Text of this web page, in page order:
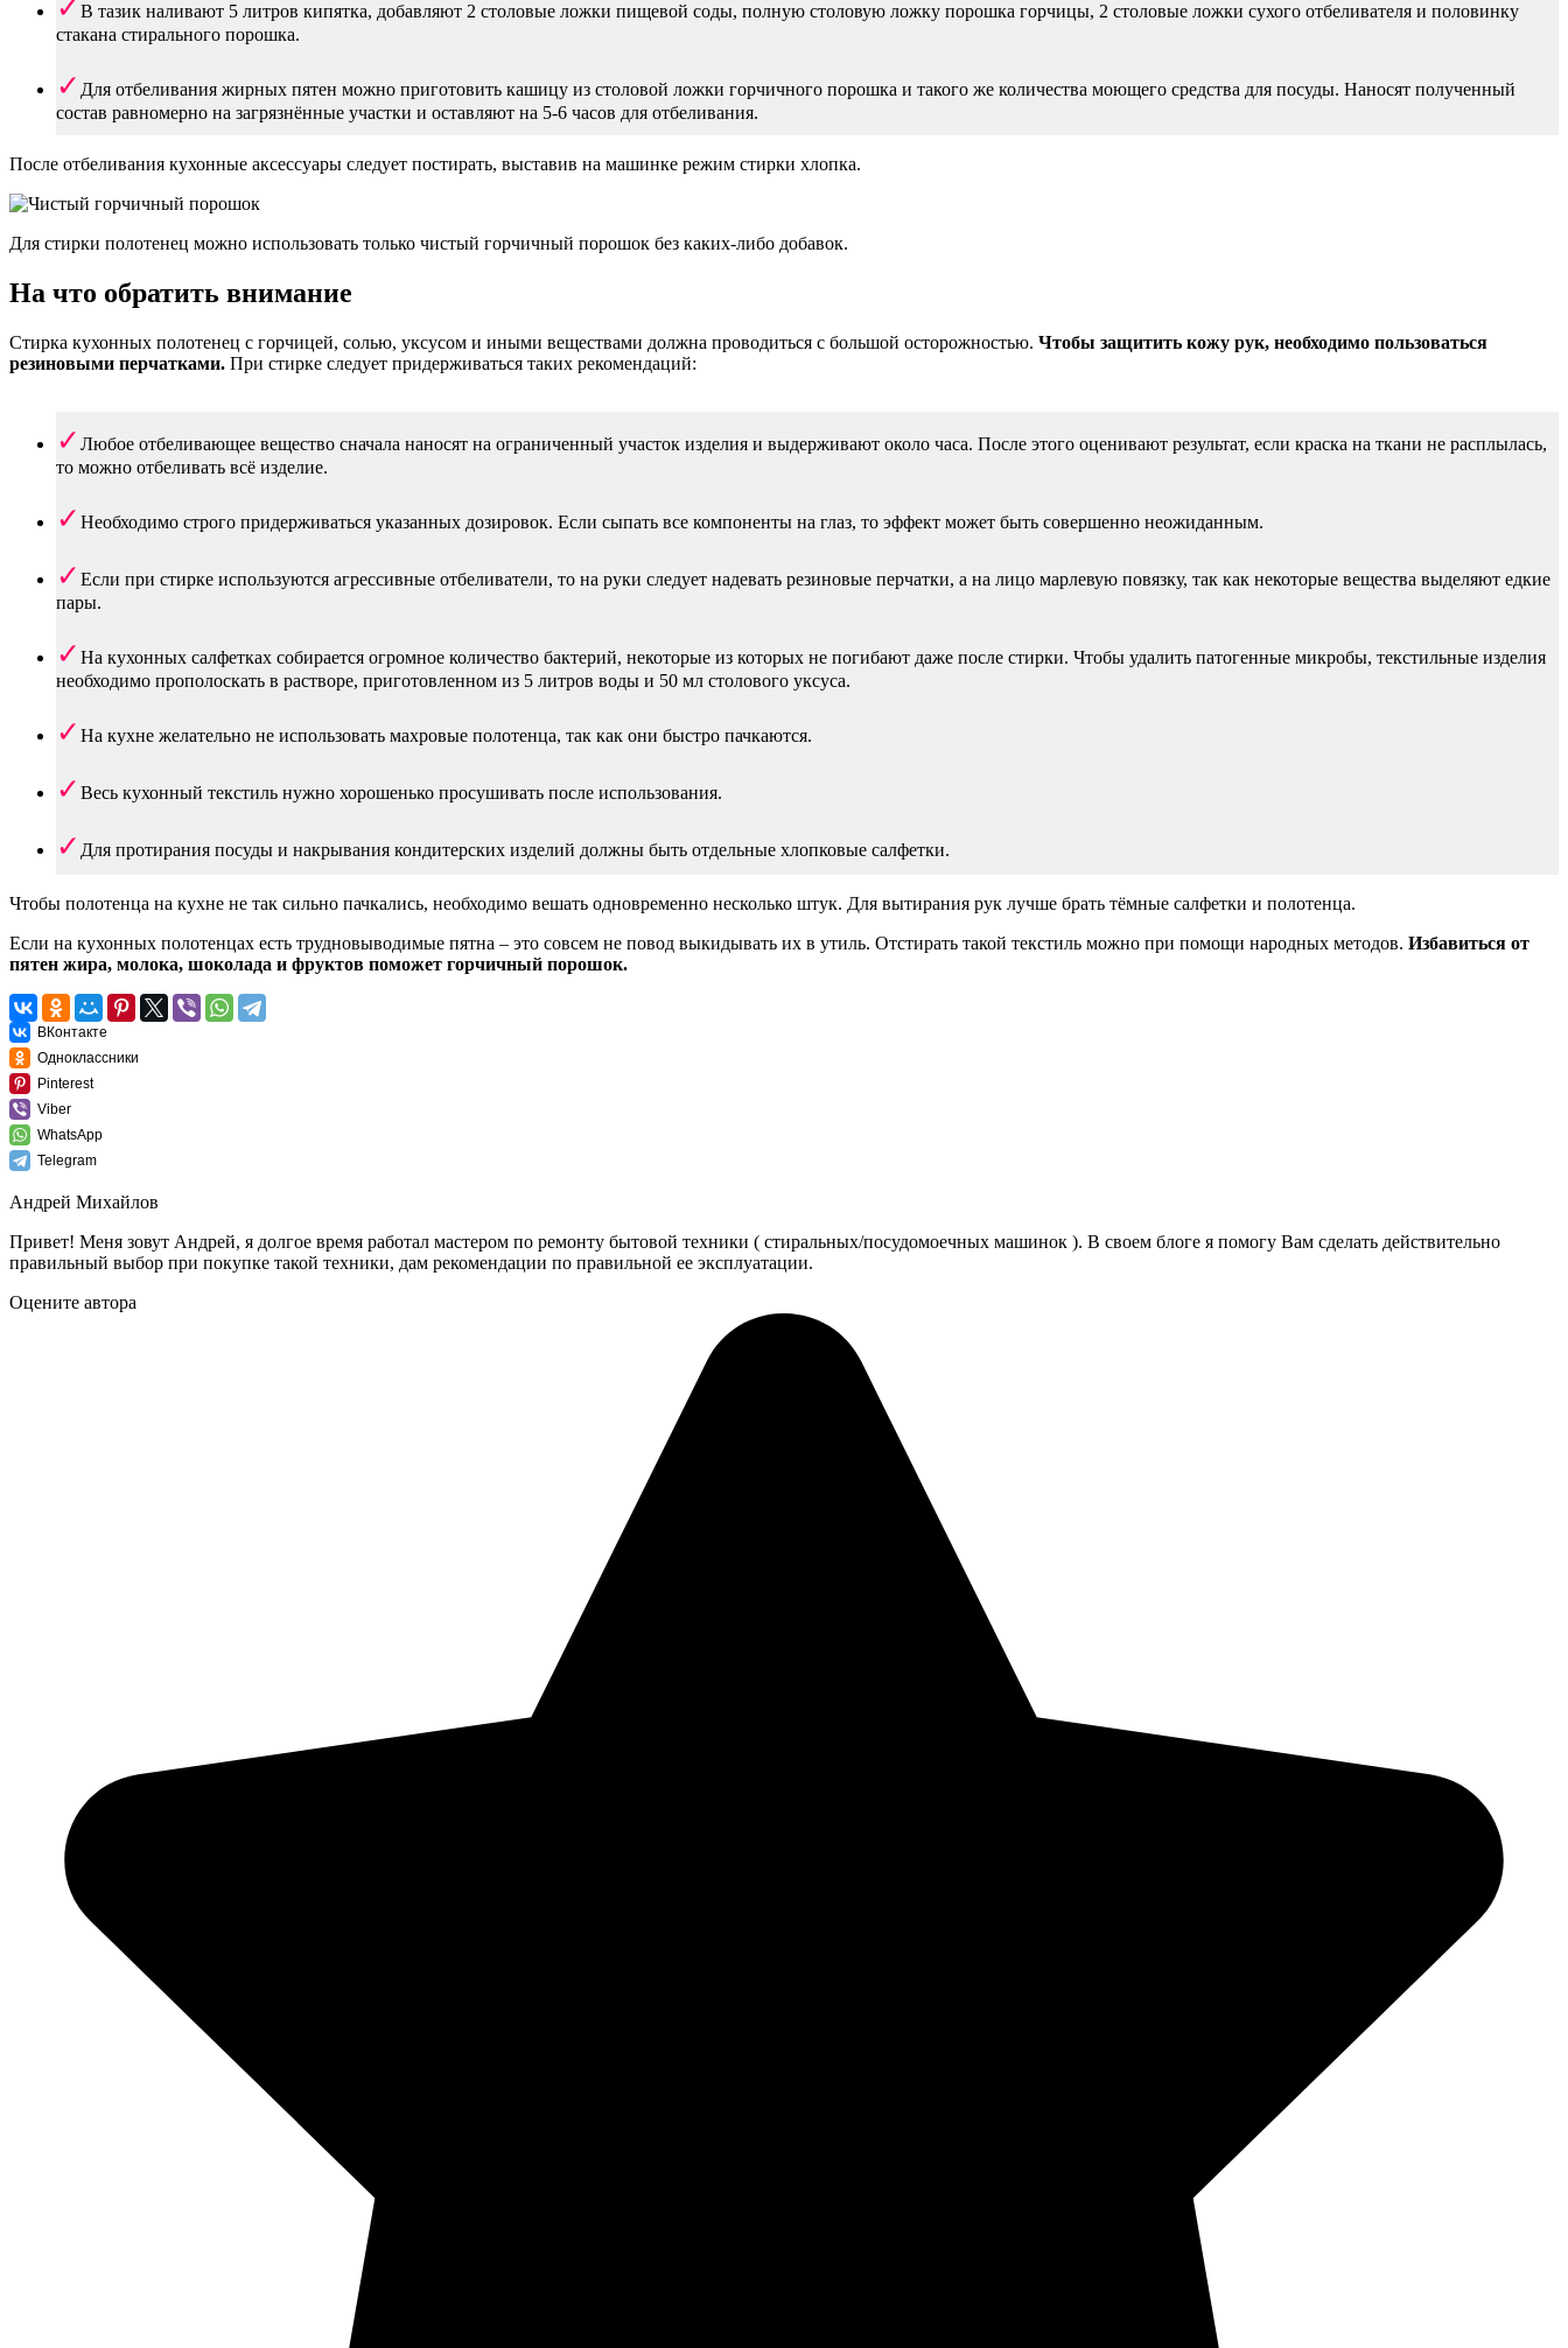
В тазик наливают 5 литров кипятка, добавляют 2 столовые ложки пищевой соды, полную столовую ложку порошка горчицы, 2 столовые ложки сухого отбеливателя и половинку
стакана стирального порошка.
Для отбеливания жирных пятен можно приготовить кашицу из столовой ложки горчичного порошка и такого же количества моющего средства для посуды. Наносят полученный
состав равномерно на загрязнённые участки и оставляют на 5-6 часов для отбеливания.
После отбеливания кухонные аксессуары следует постирать, выставив на машинке режим стирки хлопка.
Для стирки полотенец можно использовать только чистый горчичный порошок без каких-либо добавок.
На что обратить внимание
Стирка кухонных полотенец с горчицей, солью, уксусом и иными веществами должна проводиться с большой осторожностью. Чтобы защитить кожу рук, необходимо пользоваться
резиновыми перчатками. При стирке следует придерживаться таких рекомендаций:
Любое отбеливающее вещество сначала наносят на ограниченный участок изделия и выдерживают около часа. После этого оценивают результат, если краска на ткани не расплылась,
то можно отбеливать всё изделие.
Необходимо строго придерживаться указанных дозировок. Если сыпать все компоненты на глаз, то эффект может быть совершенно неожиданным.
Если при стирке используются агрессивные отбеливатели, то на руки следует надевать резиновые перчатки, а на лицо марлевую повязку, так как некоторые вещества выделяют едкие
пары.
На кухонных салфетках собирается огромное количество бактерий, некоторые из которых не погибают даже после стирки. Чтобы удалить патогенные микробы, текстильные изделия
необходимо прополоскать в растворе, приготовленном из 5 литров воды и 50 мл столового уксуса.
На кухне желательно не использовать махровые полотенца, так как они быстро пачкаются.
Весь кухонный текстиль нужно хорошенько просушивать после использования.
Для протирания посуды и накрывания кондитерских изделий должны быть отдельные хлопковые салфетки.
Чтобы полотенца на кухне не так сильно пачкались, необходимо вешать одновременно несколько штук. Для вытирания рук лучше брать тёмные салфетки и полотенца.
Если на кухонных полотенцах есть трудновыводимые пятна – это совсем не повод выкидывать их в утиль. Отстирать такой текстиль можно при помощи народных методов. Избавиться от
пятен жира, молока, шоколада и фруктов поможет горчичный порошок.
ВКонтакте
Одноклассники
Pinterest
Viber
WhatsApp
Telegram
Андрей Михайлов
Привет! Меня зовут Андрей, я долгое время работал мастером по ремонту бытовой техники ( стиральных/посудомоечных машинок ). В своем блоге я помогу Вам сделать действительно
правильный выбор при покупке такой техники, дам рекомендации по правильной ее эксплуатации.
Оцените автора